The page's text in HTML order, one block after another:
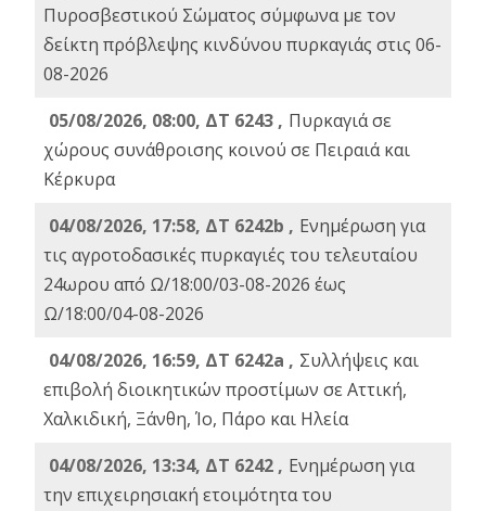
Πυροσβεστικού Σώματος σύμφωνα με τον
δείκτη πρόβλεψης κινδύνου πυρκαγιάς στις 06-
08-2026
05/08/2026, 08:00, ΔΤ 6243 , Πυρκαγιά σε
χώρους συνάθροισης κοινού σε Πειραιά και
Κέρκυρα
04/08/2026, 17:58, ΔΤ 6242b , Ενημέρωση για
τις αγροτοδασικές πυρκαγιές του τελευταίου
24ωρου από Ω/18:00/03-08-2026 έως
Ω/18:00/04-08-2026
04/08/2026, 16:59, ΔΤ 6242a , Συλλήψεις και
επιβολή διοικητικών προστίμων σε Αττική,
Χαλκιδική, Ξάνθη, Ίο, Πάρο και Ηλεία
04/08/2026, 13:34, ΔΤ 6242 , Ενημέρωση για
την επιχειρησιακή ετοιμότητα του